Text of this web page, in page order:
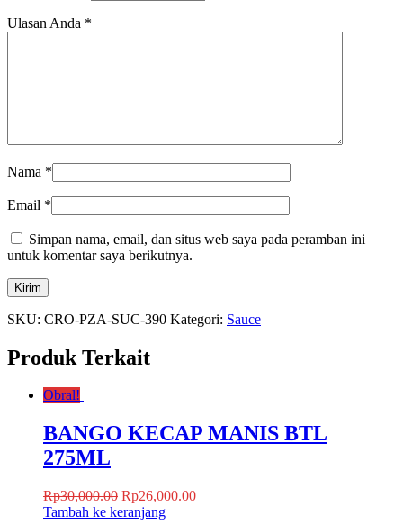
Ulasan Anda *
Nama *
Email *
Simpan nama, email, dan situs web saya pada peramban ini
untuk komentar saya berikutnya.
SKU: CRO-PZA-SUC-390 Kategori: Sauce
Produk Terkait
Obral!
BANGO KECAP MANIS BTL
275ML
Rp30,000.00 Rp26,000.00
Tambah ke keranjang